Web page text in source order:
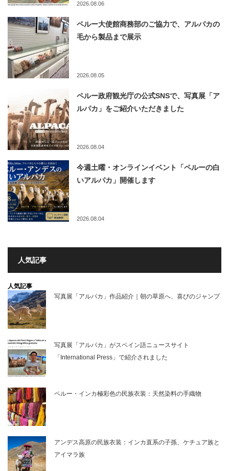
2026.08.06
ペルー大使館商務部のご協力で、アルパカの
毛から製品まで展示
2026.08.05
ペルー政府観光庁の公式SNSで、写真展「ア
ルパカ」をご紹介いただきました
2026.08.04
今週土曜・オンラインイベント「ペルーの白
いアルパカ」開催します
2026.08.04
人気記事
人気記事
写真展「アルパカ」作品紹介｜朝の草原へ、喜びのジャンプ
写真展「アルパカ」がスペイン語ニュースサイト
「International Press」で紹介されました
ペルー・インカ極彩色の民族衣装：天然染料の手織物
アンデス高原の民族衣装：インカ直系の子孫、ケチュア族と
アイマラ族